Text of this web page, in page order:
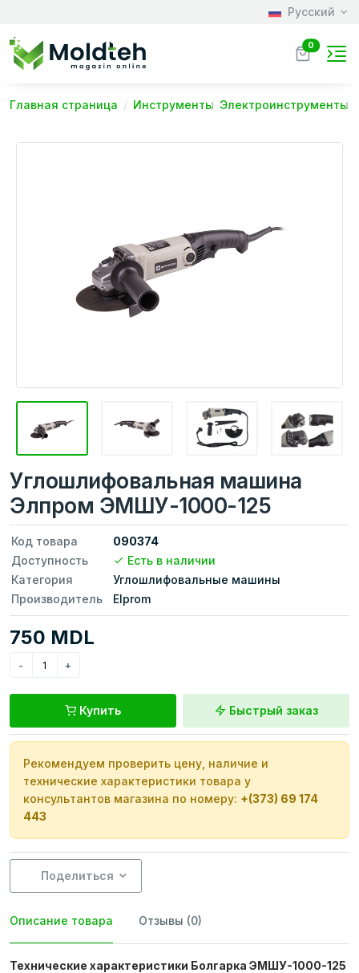
Русский
0
Главная страница Инструменты Электроинструменты
Углошлифовальная машина
Элпром ЭМШУ-1000-125
Код товара
090374
Доступность
Есть в наличии
Категория
Углошлифовальные машины
Производитель
Elprom
750 MDL
Купить Быстрый заказ
Рекомендуем проверить цену, наличие и
технические характеристики товара у
консультантов магазина по номеру: +(373) 69 174
443
Поделиться
Описание товара Отзывы (0)
Технические характеристики Болгарка ЭМШУ-1000-125